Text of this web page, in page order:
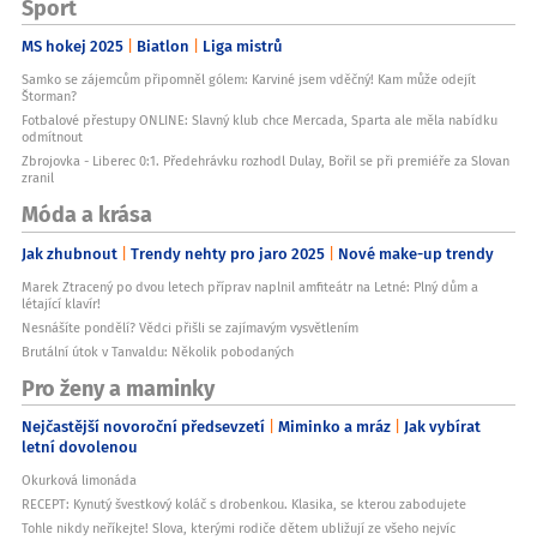
MS hokej 2025 Biatlon Liga mistrů
Samko se zájemcům připomněl gólem: Karviné jsem vděčný! Kam může odejít
Štorman?
Fotbalové přestupy ONLINE: Slavný klub chce Mercada, Sparta ale měla nabídku
odmítnout
Zbrojovka - Liberec 0:1. Předehrávku rozhodl Dulay, Bořil se při premiéře za Slovan
zranil
Móda a krása
Jak zhubnout Trendy nehty pro jaro 2025 Nové make-up trendy
Marek Ztracený po dvou letech příprav naplnil amfiteátr na Letné: Plný dům a
létající klavír!
Nesnášíte pondělí? Vědci přišli se zajímavým vysvětlením
Brutální útok v Tanvaldu: Několik pobodaných
Pro ženy a maminky
Nejčastější novoroční předsevzetí Miminko a mráz Jak vybírat
letní dovolenou
Okurková limonáda
RECEPT: Kynutý švestkový koláč s drobenkou. Klasika, se kterou zabodujete
Tohle nikdy neříkejte! Slova, kterými rodiče dětem ubližují ze všeho nejvíc